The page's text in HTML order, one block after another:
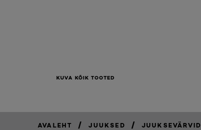
KUVA KÕIK TOOTED
AVALEHT / JUUKSED / JUUKSEVÄRVID